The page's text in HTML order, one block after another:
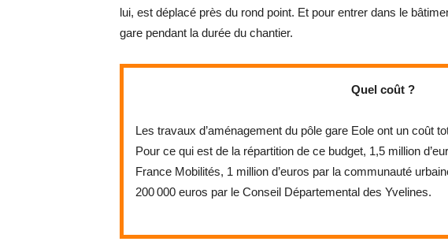
lui, est déplacé près du rond point. Et pour entrer dans le
gare ­pendant la durée du ­chantier.
Quel coût ?
Les travaux d’aménagement du pôle gare Eole ont un coût
Pour ce qui est de la répartition de ce budget, 1,5 million
France Mobilités, 1 million d’euros par la communauté
200 000 euros par le Conseil Départemental des Yvelines.